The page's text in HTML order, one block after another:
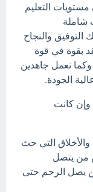
التعليم
شاملة
والنجاح
بقوة في قوة
وكما نعمل جاهدين
الجودة.
وإن كانت
التي حث
من يتصل
يصل الرحم حتى